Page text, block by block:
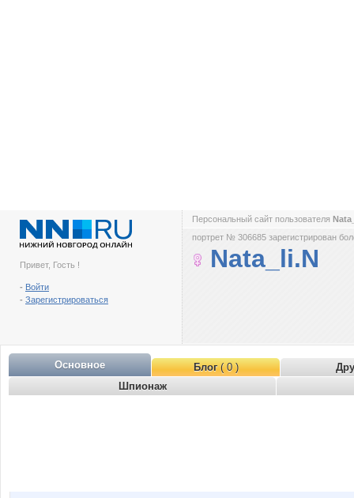
Привет, Гость !
- Войти
- Зарегистрироваться
Персональный сайт пользователя
портрет № 306685 зарегистрирован
Nata_li.N
Основное Блог( 0 )
Шпионаж